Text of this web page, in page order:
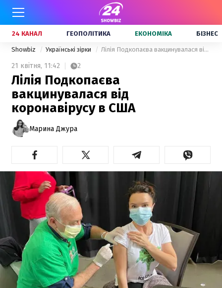
24 КАНАЛ ГЕОПОЛІТИКА ЕКОНОМІКА БІЗНЕС
Showbiz Українські зірки Лілія Подкопаєва вакцинувалася від коронавірусу в США
21 квітня, 11:42 2
Лілія Подкопаєва
вакцинувалася від
коронавірусу в США
Марина Джура